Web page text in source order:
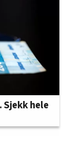
Sjekk hele